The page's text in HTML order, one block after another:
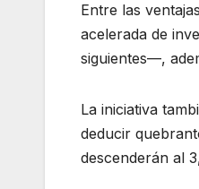
Entre las
acelerada de
siguientes—,
La iniciativa
deducir
descenderán al